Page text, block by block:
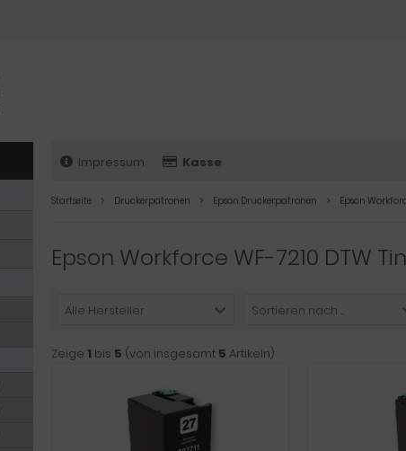
Impressum Kasse
Startseite Druckerpatronen Epson Druckerpatronen Epson
Epson Workforce WF-7210 DTW
Alle Hersteller Sortieren nach ...
Zeige 1 bis 5 (von insgesamt 5 Artikeln)